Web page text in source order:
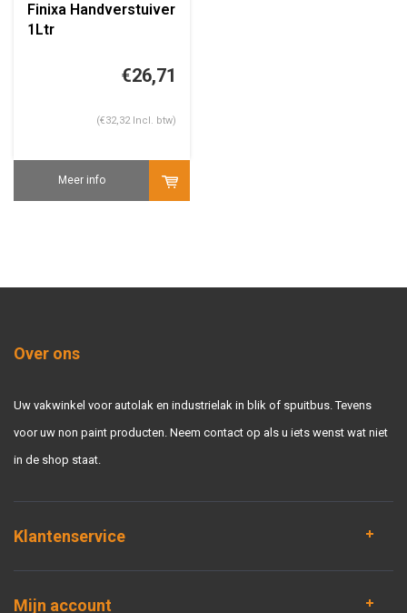
Finixa Handverstuiver
1Ltr
€26,71
(€32,32 Incl. btw)
Meer info
Over ons
Uw vakwinkel voor autolak en industrielak in blik of spuitbus. Tevens
voor uw non paint producten. Neem contact op als u iets wenst wat niet
in de shop staat.
Klantenservice
Mijn account